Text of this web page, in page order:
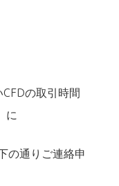
の取引時間
に
の通りご連絡申